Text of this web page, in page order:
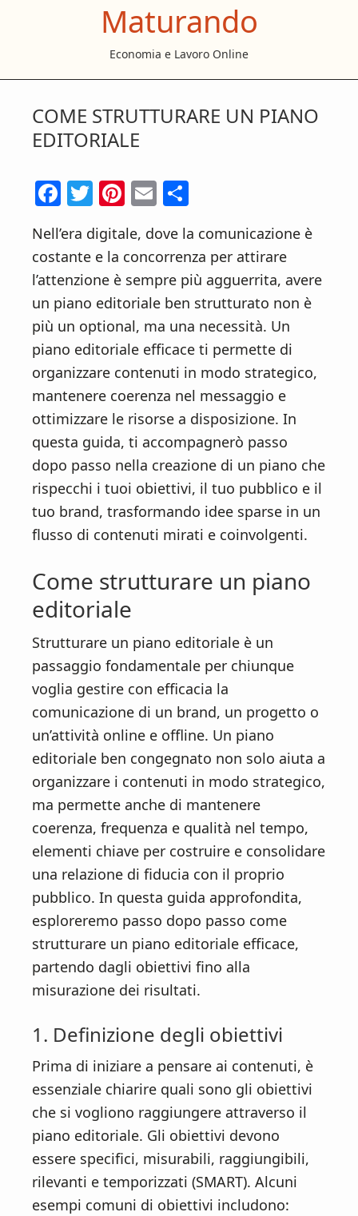
p
o
m
c
o
n
t
e
n
t
p
o
p
a
r
y
s
i
d
e
b
a
r
p
o
f
o
e
r
Maturando
Economia e Lavoro Online
COME STRUTTURARE UN PIANO
EDITORIALE
F
e
b
o
o
k
T
itt
er
Pi
er
es
t
E
ai
l
n
di
vi
di
Nell’era digitale, dove la comunicazione è
costante e la concorrenza per attirare
l’attenzione è sempre più agguerrita, avere
un piano editoriale ben strutturato non è
più un optional, ma una necessità. Un
piano editoriale efficace ti permette di
organizzare contenuti in modo strategico,
mantenere coerenza nel messaggio e
ottimizzare le risorse a disposizione. In
questa guida, ti accompagnerò passo
dopo passo nella creazione di un piano che
rispecchi i tuoi obiettivi, il tuo pubblico e il
tuo brand, trasformando idee sparse in un
flusso di contenuti mirati e coinvolgenti.
Come strutturare un piano
editoriale
Strutturare un piano editoriale è un
passaggio fondamentale per chiunque
voglia gestire con efficacia la
comunicazione di un brand, un progetto o
un’attività online e offline. Un piano
editoriale ben congegnato non solo aiuta a
organizzare i contenuti in modo strategico,
ma permette anche di mantenere
coerenza, frequenza e qualità nel tempo,
elementi chiave per costruire e consolidare
una relazione di fiducia con il proprio
pubblico. In questa guida approfondita,
esploreremo passo dopo passo come
strutturare un piano editoriale efficace,
partendo dagli obiettivi fino alla
misurazione dei risultati.
1. Definizione degli obiettivi
Prima di iniziare a pensare ai contenuti, è
essenziale chiarire quali sono gli obiettivi
che si vogliono raggiungere attraverso il
piano editoriale. Gli obiettivi devono
essere specifici, misurabili, raggiungibili,
rilevanti e temporizzati (SMART). Alcuni
esempi comuni di obiettivi includono: